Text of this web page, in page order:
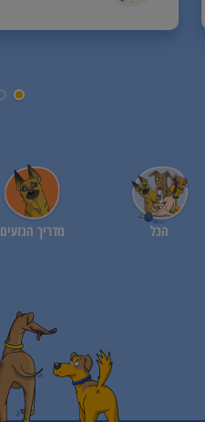
הכל מדריך הגזעים